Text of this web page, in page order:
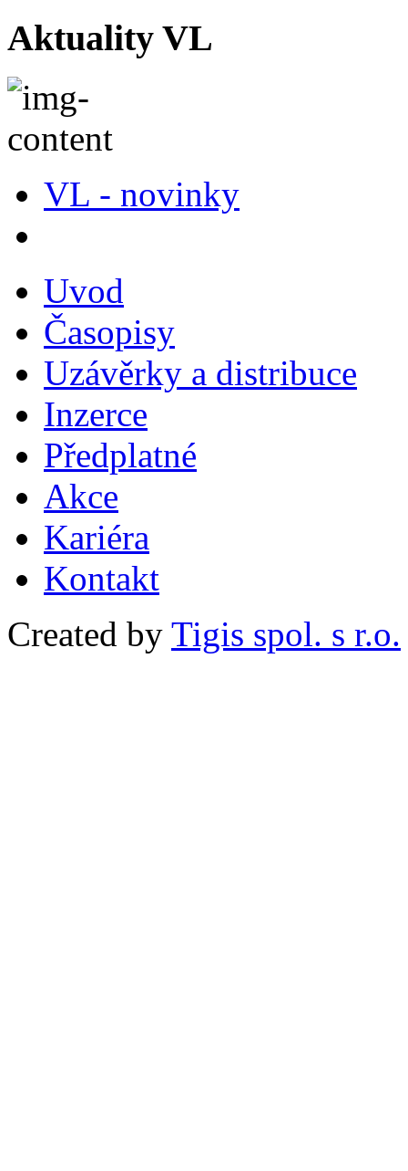
Aktuality VL
VL - novinky
Uvod
Časopisy
Uzávěrky a distribuce
Inzerce
Předplatné
Akce
Kariéra
Kontakt
Created by Tigis spol. s r.o.